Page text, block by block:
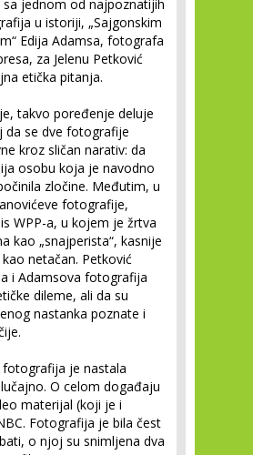
jednom od najpoznatijih
u istoriji, „Sajgonskim
Edija Adamsa, fotografa
za Jelenu Petković
etička pitanja.
takvo poređenje deluje
da se dve fotografije
kroz sličan narativ: da
osobu koja je navodno
zločine. Međutim, u
fotografije,
WPP-a, u kojem je žrtva
kao „snajperista“, kasnije
netačan. Petković
i Adamsova fotografija
dileme, ali da su
nastanka poznate i
fotografija je nastala
O celom događaju
materijal (koji je i
Fotografija je bila čest
o njoj su snimljena dva